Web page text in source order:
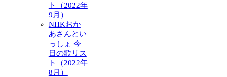
ト（2022年
9月）
NHKおか
あさんとい
っしょ 今
日の歌リス
ト（2022年
8月）